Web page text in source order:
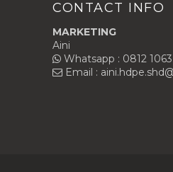
CONTACT INFO
MARKETING
Aini
Whatsapp : 0812
Email :